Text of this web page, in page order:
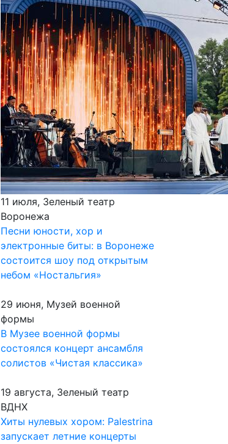
11 июля, Зеленый театр
Воронежа
Песни юности, хор и
электронные биты: в Воронеже
состоится шоу под открытым
небом «Ностальгия»
29 июня, Музей военной
формы
В Музее военной формы
состоялся концерт ансамбля
солистов «Чистая классика»
19 августа, Зеленый театр
ВДНХ
Хиты нулевых хором: Palestrina
запускает летние концерты